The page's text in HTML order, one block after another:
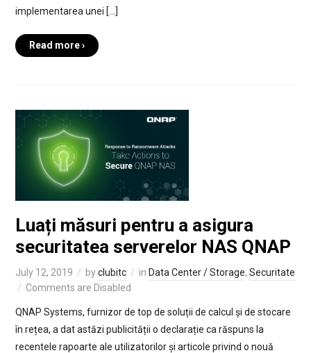
implementarea unei […]
Read more ›
Luați măsuri pentru a asigura
securitatea serverelor NAS QNAP
July 12, 2019 byclubitc in Data Center / Storage, Securitate
Comments are Disabled
QNAP Systems, furnizor de top de soluții de calcul și de stocare
în rețea, a dat astăzi publicității o declarație ca răspuns la
recentele rapoarte ale utilizatorilor și articole privind o nouă